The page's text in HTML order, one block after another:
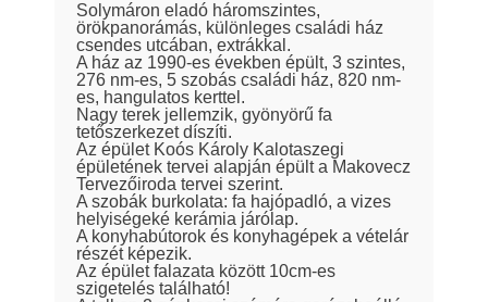
Solymáron eladó háromszintes,
örökpanorámás, különleges családi ház
csendes utcában, extrákkal.
A ház az 1990-es években épült, 3 szintes,
276 nm-es, 5 szobás családi ház, 820 nm-
es, hangulatos kerttel.
Nagy terek jellemzik, gyönyörű fa
tetőszerkezet díszíti.
Az épület Koós Károly Kalotaszegi
épületének tervei alapján épült a Makovecz
Tervezőiroda tervei szerint.
A szobák burkolata: fa hajópadló, a vizes
helyiségeké kerámia járólap.
A konyhabútorok és konyhagépek a vételár
részét képezik.
Az épület falazata között 10cm-es
szigetelés található!